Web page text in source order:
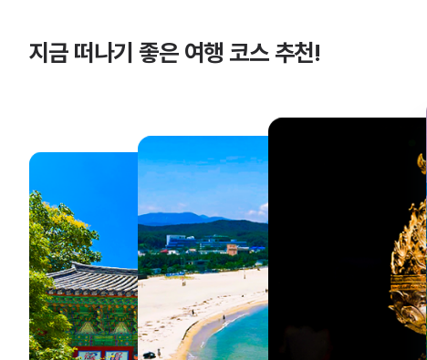
지금 떠나기 좋은 여행 코스 추천!